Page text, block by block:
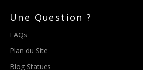
Une Question ?
FAQs
Plan du Site
Blog Statues